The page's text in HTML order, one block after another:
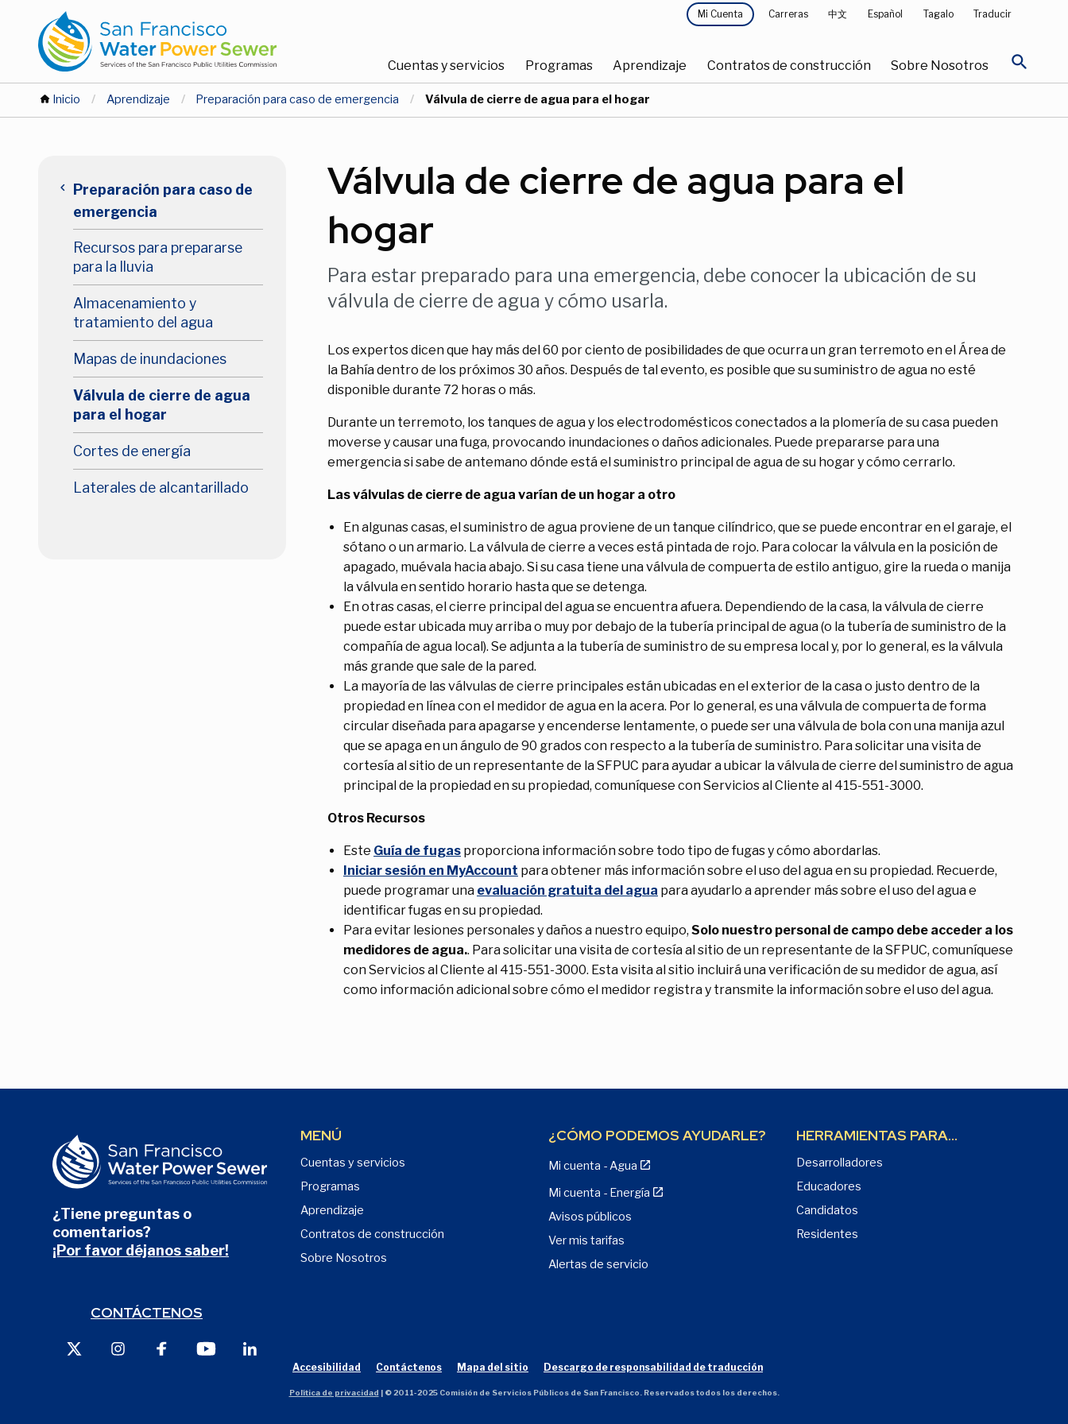
contenido
principal
contenido
principal
Principal
Mi Cuenta Carreras 中文 Español Tagalo Traducir
Principal
Cuentas y servicios Programas Aprendizaje Contratos de construcción Sobre Nosotros search
Estás
Inicio Aprendizaje Preparación para caso de emergencia Actual:
Válvula de cierre de agua para el hogar
Válvula de cierre de agua para el
hogar
Para estar preparado para una emergencia, debe conocer la ubicación de su
válvula de cierre de agua y cómo usarla.
Los expertos dicen que hay más del 60 por ciento de posibilidades de que ocurra un gran terremoto en el Área de
la Bahía dentro de los próximos 30 años. Después de tal evento, es posible que su suministro de agua no esté
disponible durante 72 horas o más.
Durante un terremoto, los tanques de agua y los electrodomésticos conectados a la plomería de su casa pueden
moverse y causar una fuga, provocando inundaciones o daños adicionales. Puede prepararse para una
emergencia si sabe de antemano dónde está el suministro principal de agua de su hogar y cómo cerrarlo.
Las válvulas de cierre de agua varían de un hogar a otro
En algunas casas, el suministro de agua proviene de un tanque cilíndrico, que se puede encontrar en el garaje, el
sótano o un armario. La válvula de cierre a veces está pintada de rojo. Para colocar la válvula en la posición de
apagado, muévala hacia abajo. Si su casa tiene una válvula de compuerta de estilo antiguo, gire la rueda o manija
la válvula en sentido horario hasta que se detenga.
En otras casas, el cierre principal del agua se encuentra afuera. Dependiendo de la casa, la válvula de cierre
puede estar ubicada muy arriba o muy por debajo de la tubería principal de agua (o la tubería de suministro de la
compañía de agua local). Se adjunta a la tubería de suministro de su empresa local y, por lo general, es la válvula
más grande que sale de la pared.
La mayoría de las válvulas de cierre principales están ubicadas en el exterior de la casa o justo dentro de la
propiedad en línea con el medidor de agua en la acera. Por lo general, es una válvula de compuerta de forma
circular diseñada para apagarse y encenderse lentamente, o puede ser una válvula de bola con una manija azul
que se apaga en un ángulo de 90 grados con respecto a la tubería de suministro. Para solicitar una visita de
cortesía al sitio de un representante de la SFPUC para ayudar a ubicar la válvula de cierre del suministro de agua
principal de la propiedad en su propiedad, comuníquese con Servicios al Cliente al 415-551-3000.
Otros Recursos
Este Guía de fugas proporciona información sobre todo tipo de fugas y cómo abordarlas.
Iniciar sesión en MyAccount para obtener más información sobre el uso del agua en su propiedad. Recuerde,
puede programar una evaluación gratuita del agua para ayudarlo a aprender más sobre el uso del agua e
identificar fugas en su propiedad.
Para evitar lesiones personales y daños a nuestro equipo, Solo nuestro personal de campo debe acceder a los
medidores de agua.. Para solicitar una visita de cortesía al sitio de un representante de la SFPUC, comuníquese
con Servicios al Cliente al 415-551-3000. Esta visita al sitio incluirá una verificación de su medidor de agua, así
como información adicional sobre cómo el medidor registra y transmite la información sobre el uso del agua.
Nivel
navegación
principal
keyboard_arrow_left
Preparación para caso de
emergencia
Recursos para prepararse
para la lluvia
Almacenamiento y
tratamiento del agua
Mapas de inundaciones
Válvula de cierre de agua
para el hogar
Cortes de energía
Laterales de alcantarillado
¿Tiene preguntas o
comentarios?
¡Por favor déjanos saber!
CONTÁCTENOS
MENÚ
Cuentas y servicios
Programas
Aprendizaje
Contratos de construcción
Sobre Nosotros
¿CÓMO PODEMOS AYUDARLE?
Mi cuenta - Agua
Mi cuenta - Energía
Avisos públicos
Ver mis tarifas
Alertas de servicio
HERRAMIENTAS PARA...
Desarrolladores
Educadores
Candidatos
Residentes
Accesibilidad Contáctenos Mapa del sitio Descargo de responsabilidad de traducción
Política de privacidad | © 2011-2025 Comisión de Servicios Públicos de San Francisco. Reservados todos los derechos.